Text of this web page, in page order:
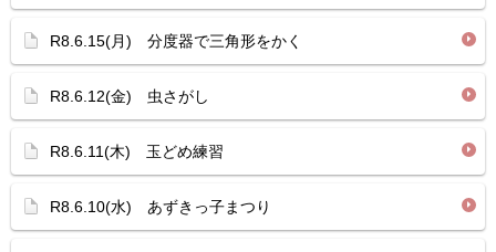
R8.6.15(月) 分度器で三角形をかく
R8.6.12(金) 虫さがし
R8.6.11(木) 玉どめ練習
R8.6.10(水) あずきっ子まつり